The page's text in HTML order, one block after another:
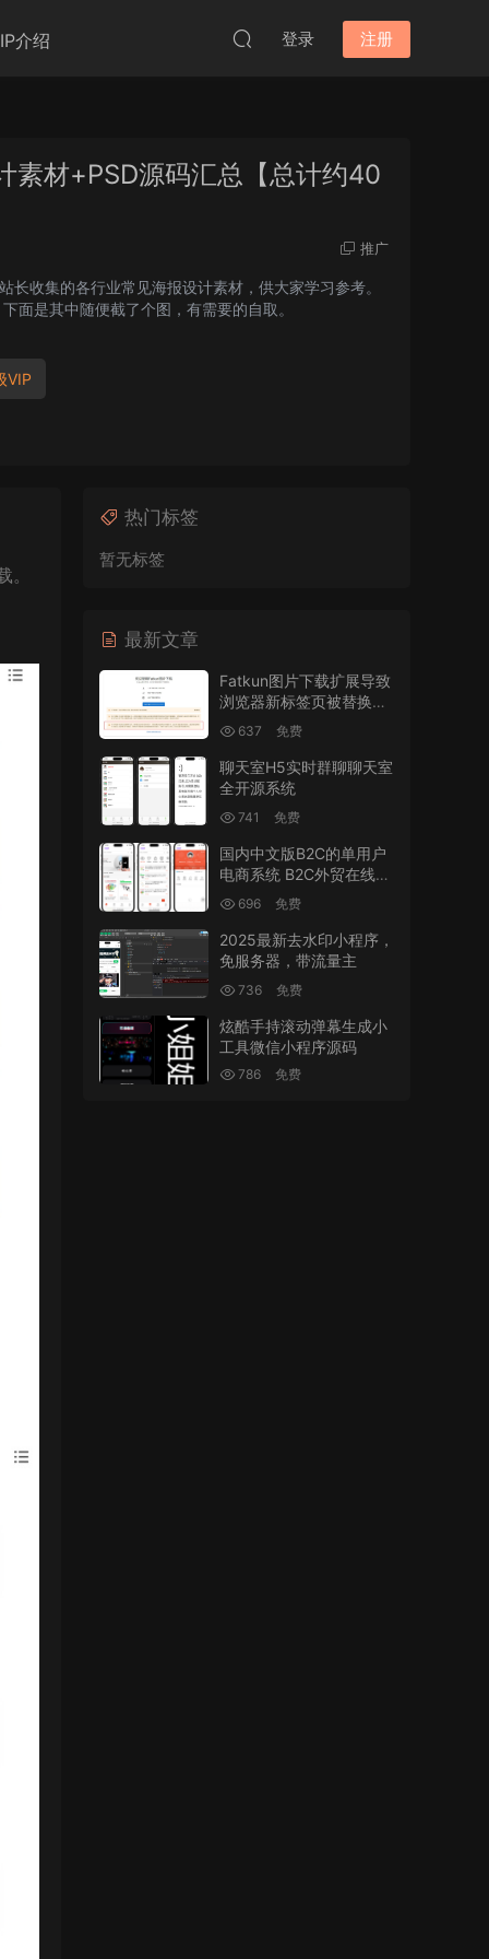
介绍 登录 注册
素材+PSD源码汇总【总计约40
推广
源码素材都是单独的，没有打成压缩包，方便大家按需下载。 下面是其中随便截了个图，有需要的自取。
VIP
热门标签
暂无标签
最新文章
Fatkun图片下载扩展导致
浏览器新标签页被替换的
修复637 免费
聊天室H5实时群聊聊天室
全开源系统
741 免费
国内中文版B2C的单用户
电商系统 B2C外贸在线购
物商城源码
696 免费
2025最新去水印小程序，
免服务器，带流量主
736 免费
炫酷手持滚动弹幕生成小
工具微信小程序源码
786 免费